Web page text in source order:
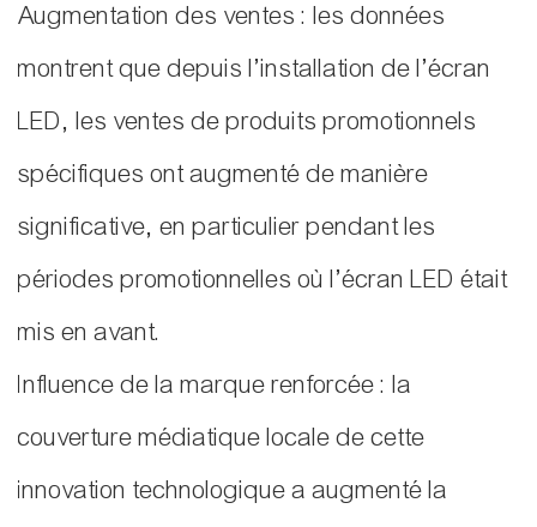
Augmentation des ventes : les données
montrent que depuis l’installation de l’écran
LED, les ventes de produits promotionnels
spécifiques ont augmenté de manière
significative, en particulier pendant les
périodes promotionnelles où l’écran LED était
mis en avant.
Influence de la marque renforcée : la
couverture médiatique locale de cette
innovation technologique a augmenté la